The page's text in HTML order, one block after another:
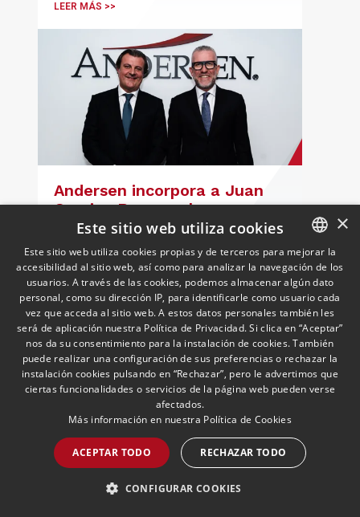
LEER MÁS >>
Andersen incorpora a Juan
Carpizo Bergareche como
nuevo Socio de Fiscal y
responsable de la práctica
ibérica de Fiscalidad Local
Es Inspector de Hacienda en excedencia
y cuenta con más de 25 años de
trayectoria asesorando a grandes
compañías nacionales e internacionales,
incluyendo grupos del IBEX 35,
principalmente en los sectores
energético, inmobiliario y
medioambiental
SPANISH
ENGLISH
PORTUGUESE
×
Este sitio web utiliza cookies
Este sitio web utiliza cookies propias y de terceros para mejorar la
accesibilidad al sitio web, así como para analizar la navegación de los
usuarios. A través de las cookies, podemos almacenar algún dato
personal, como su dirección IP, para identificarle como usuario cada
vez que acceda al sitio web. A estos datos personales también les
será de aplicación nuestra Política de Privacidad. Si clica en “Aceptar”
nos da su consentimiento para la instalación de cookies. También
puede realizar una configuración de sus preferencias o rechazar la
instalación cookies pulsando en “Rechazar”, pero le advertimos que
ciertas funcionalidades o servicios de la página web pueden verse
afectados.
Más información en nuestra Política de Cookies
ACEPTAR TODO RECHAZAR TODO
CONFIGURAR COOKIES